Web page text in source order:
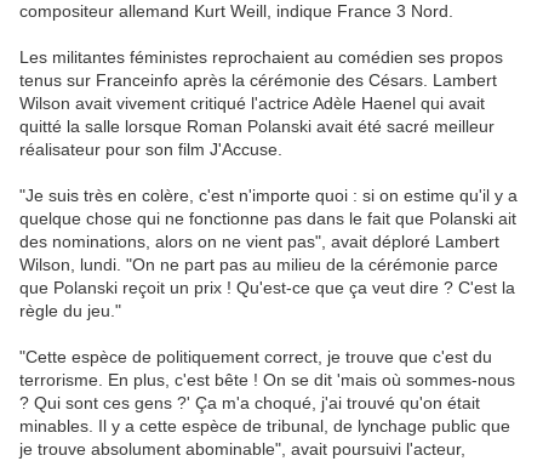
compositeur allemand Kurt Weill, indique France 3 Nord.
Les militantes féministes reprochaient au comédien ses propos
tenus sur Franceinfo après la cérémonie des Césars. Lambert
Wilson avait vivement critiqué l'actrice Adèle Haenel qui avait
quitté la salle lorsque Roman Polanski avait été sacré meilleur
réalisateur pour son film J'Accuse.
"Je suis très en colère, c'est n'importe quoi : si on estime qu'il y a
quelque chose qui ne fonctionne pas dans le fait que Polanski ait
des nominations, alors on ne vient pas", avait déploré Lambert
Wilson, lundi. "On ne part pas au milieu de la cérémonie parce
que Polanski reçoit un prix ! Qu'est-ce que ça veut dire ? C'est la
règle du jeu."
"Cette espèce de politiquement correct, je trouve que c'est du
terrorisme. En plus, c'est bête ! On se dit 'mais où sommes-nous
? Qui sont ces gens ?' Ça m'a choqué, j'ai trouvé qu'on était
minables. Il y a cette espèce de tribunal, de lynchage public que
je trouve absolument abominable", avait poursuivi l'acteur,